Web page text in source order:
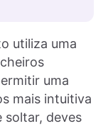
utiliza uma
uma
mais intuitiva
soltar, deves